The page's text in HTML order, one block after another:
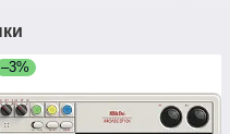
–3%